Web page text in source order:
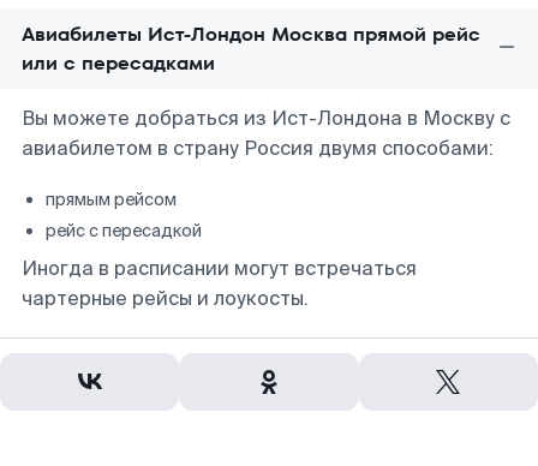
Авиабилеты Ист-Лондон Москва прямой рейс
или с пересадками
Вы можете добраться из Ист-Лондона в Москву с
авиабилетом в страну Россия двумя способами:
прямым рейсом
рейс с пересадкой
Иногда в расписании могут встречаться
чартерные рейсы и лоукосты.